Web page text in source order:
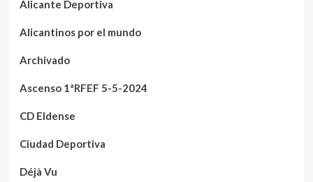
Alicante Deportiva
Alicantinos por el mundo
Archivado
Ascenso 1ªRFEF 5-5-2024
CD Eldense
Ciudad Deportiva
Déjà Vu